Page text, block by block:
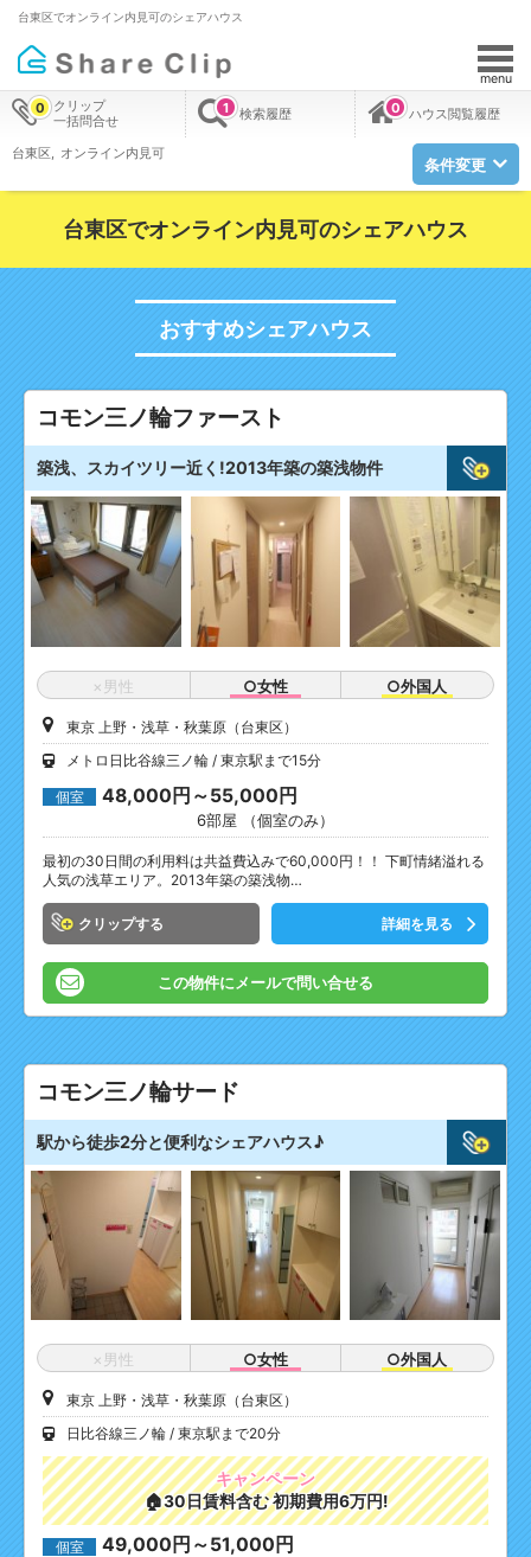
台東区でオンライン内見可のシェアハウス
menu
クリップ
一括問合せ
0 検索履歴
1 ハウス閲覧履歴
0
台東区 オンライン内見可
条件変更
台東区でオンライン内見可のシェアハウス
おすすめシェアハウス
コモン三ノ輪ファースト
築浅、スカイツリー近く!2013年築の築浅物件
×男性 ○女性 ○外国人
東京 上野・浅草・秋葉原（台東区）
メトロ日比谷線三ノ輪
東京駅まで15分
個室 48,000円～55,000円
6部屋 （個室のみ）
最初の30日間の利用料は共益費込みで60,000円！！ 下町情緒溢れる
人気の浅草エリア。2013年築の築浅物…
クリップ 詳細を見る
この物件にメールで問い合せる
コモン三ノ輪サード
駅から徒歩2分と便利なシェアハウス♪
×男性 ○女性 ○外国人
東京 上野・浅草・秋葉原（台東区）
日比谷線三ノ輪
東京駅まで20分
キャンペーン
🏠30日賃料含む 初期費用6万円!
個室 49,000円～51,000円